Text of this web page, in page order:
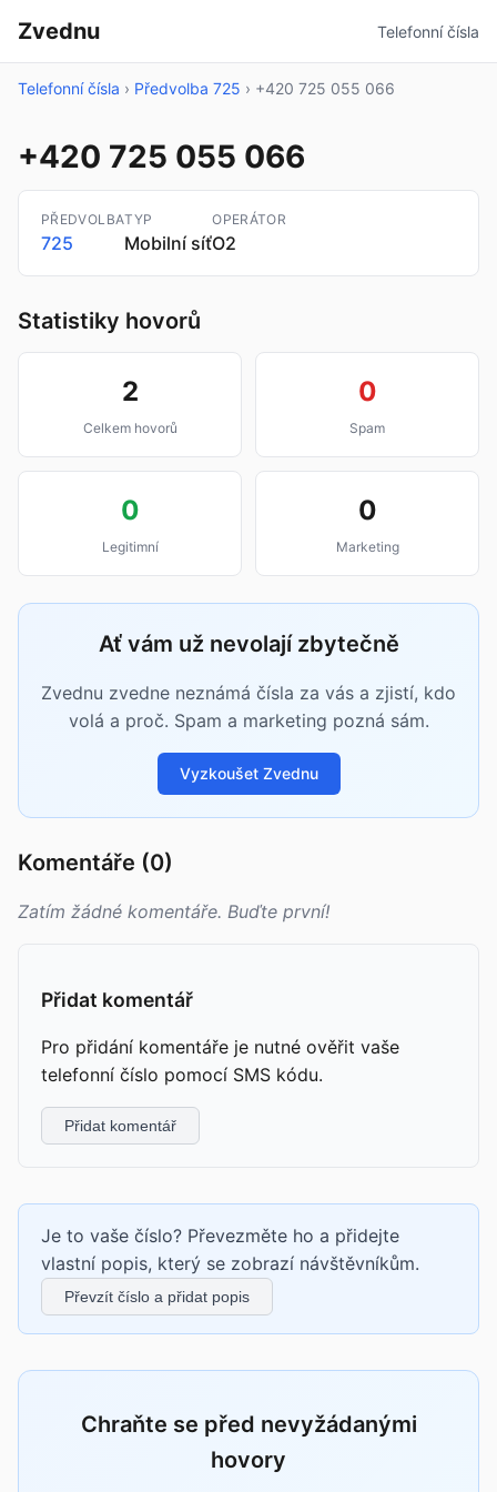
Zvednu Telefonní čísla
Telefonní čísla › Předvolba 725 › +420 725 055 066
+420 725 055 066
PŘEDVOLBA
725
TYP
Mobilní síť
OPERÁTOR
O2
Statistiky hovorů
2
Celkem hovorů
0
Spam
0
Legitimní
0
Marketing
Ať vám už nevolají zbytečně
Zvednu zvedne neznámá čísla za vás a zjistí, kdo
volá a proč. Spam a marketing pozná sám.
Vyzkoušet Zvednu
Komentáře (0)
Zatím žádné komentáře. Buďte první!
Přidat komentář
Pro přidání komentáře je nutné ověřit vaše
telefonní číslo pomocí SMS kódu.
Přidat komentář
Je to vaše číslo? Převezměte ho a přidejte
vlastní popis, který se zobrazí návštěvníkům.
Převzít číslo a přidat popis
Chraňte se před nevyžádanými
hovory